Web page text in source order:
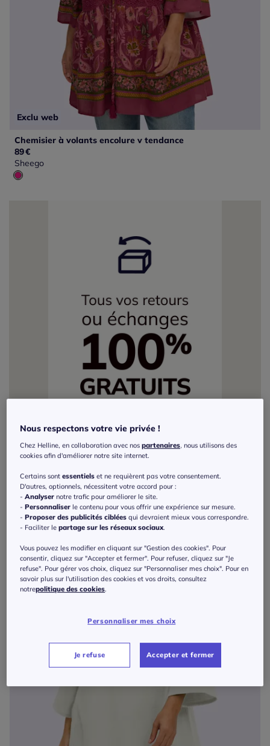
Exclu web
Chemisier à volants encolure v tendance
89€
Sheego
Nous respectons votre vie privée !
Chez Helline, en collaboration avec nospartenaires, nous utilisons des
cookies afin d'améliorer notre site internet.
Certains sontessentiels et ne requièrent pas votre consentement.
D'autres, optionnels, nécessitent votre accord pour :
-Analyser notre trafic pour améliorer le site.
-Personnaliser le contenu pour vous offrir une expérience sur mesure.
-Proposer des publicités ciblées qui devraient mieux vous correspondre.
- Faciliter lepartage sur les réseaux sociaux.
Vous pouvez les modifier en cliquant sur "Gestion des cookies". Pour
consentir, cliquez sur "Accepter et fermer". Pour refuser, cliquez sur "Je
refuse". Pour gérer vos choix, cliquez sur "Personnaliser mes choix". Pour en
savoir plus sur l'utilisation des cookies et vos droits, consultez
notrepolitique des cookies.
Personnaliser mes choix
Je refuse Accepter et fermer